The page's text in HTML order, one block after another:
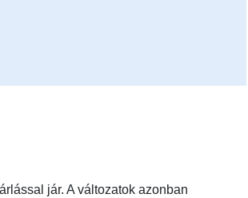
jár. A változatok azonban